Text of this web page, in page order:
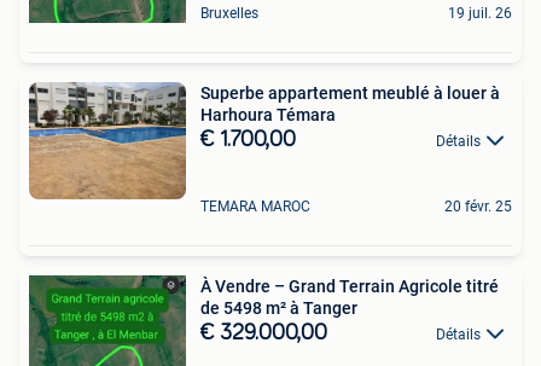
Bruxelles 19 juil. 26
Superbe appartement meublé à louer à
Harhoura Témara
€ 1.700,00 Détails
TEMARA MAROC 20 févr. 25
À Vendre – Grand Terrain Agricole titré
de 5498 m² à Tanger
€ 329.000,00 Détails